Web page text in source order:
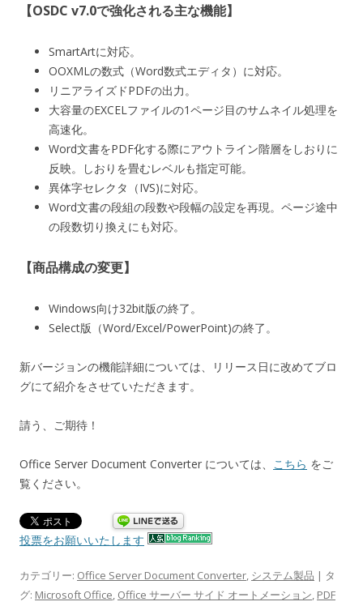
【OSDC v7.0で強化される主な機能】
SmartArtに対応。
OOXMLの数式（Word数式エディタ）に対応。
リニアライズドPDFの出力。
大容量のEXCELファイルの1ページ目のサムネイル処理を
高速化。
Word文書をPDF化する際にアウトライン階層をしおりに
反映。しおりを畳むレベルも指定可能。
異体字セレクタ（IVS)に対応。
Word文書の段組の段数や段幅の設定を再現。ページ途中
の段数切り換えにも対応。
【商品構成の変更】
Windows向け32bit版の終了。
Select版（Word/Excel/PowerPoint)の終了。
新バージョンの機能詳細については、リリース日に改めてブロ
グにて紹介をさせていただきます。
請う、ご期待！
Office Server Document Converter については、 こちら をご
覧ください。
投票をお願いいたします
カテゴリー: Office Server Document Converter, システム製品 | タ
グ: Microsoft Office, Office サーバー サイド オートメーション, PDF